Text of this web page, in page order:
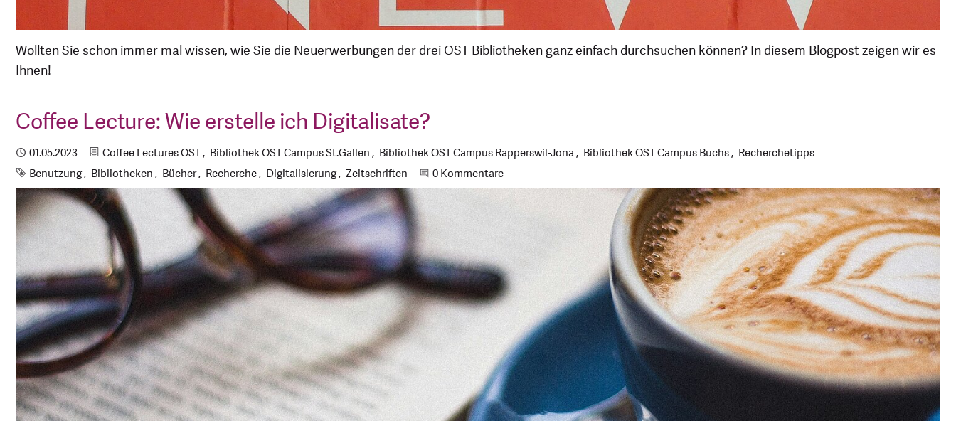
Wollten Sie schon immer mal wissen, wie Sie die Neuerwerbungen der drei OST Bibliotheken ganz einfach durchsuchen können? In diesem Blogpost zeigen wir es
Ihnen!
Coffee Lecture: Wie erstelle ich Digitalisate?
Publiziert
01.05.2023 Kategorien
Coffee Lectures OST Bibliothek OST Campus St.Gallen Bibliothek OST Campus Rapperswil-Jona Bibliothek OST Campus Buchs
Recherchetipps
Schlagworte
Benutzung Bibliotheken Bücher Recherche Digitalisierung Zeitschriften Beginne eine Unterhaltung
0 Kommentare